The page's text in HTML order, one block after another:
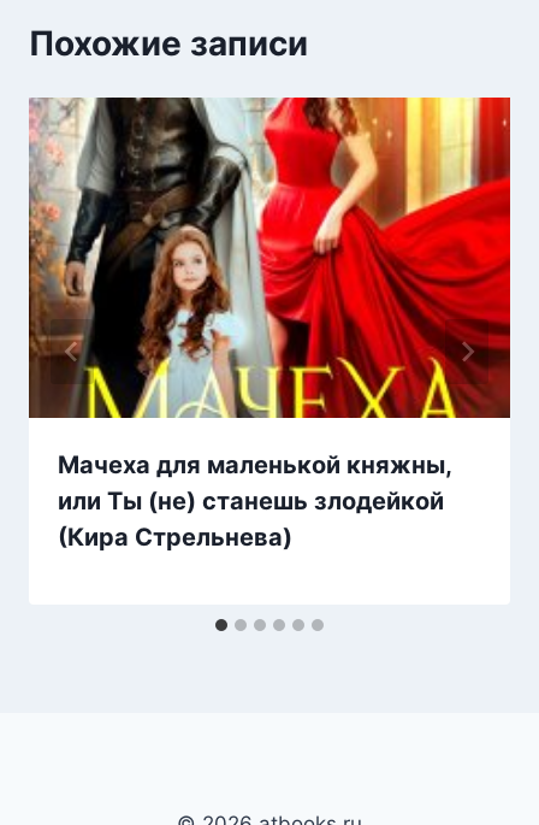
Похожие записи
Мачеха для маленькой княжны,
или Ты (не) станешь злодейкой
(Кира Стрельнева)